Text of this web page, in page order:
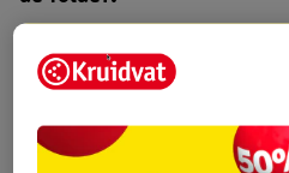
Kruidvat folder
augustus 2026.